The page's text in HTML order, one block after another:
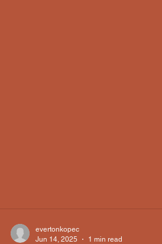
evertonkopec
Jun 14, 2025
1 min read